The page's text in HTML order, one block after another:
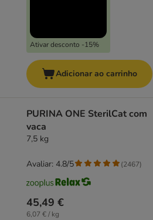
Ativar desconto -15%
Adicionar ao carrinho
PURINA ONE SterilCat com
vaca
7,5 kg
45,49 €
6,07 € / kg
Avaliar: 4.8/5 (2467)